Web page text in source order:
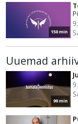
150 min
Uuemad
90 min